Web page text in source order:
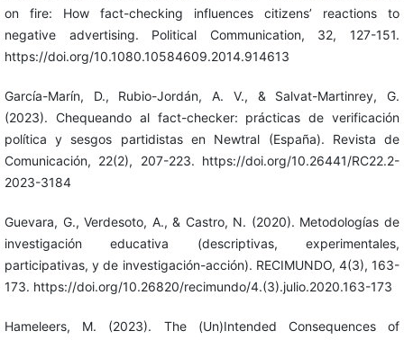
on fire: How fact-checking influences citizens’ reactions to
negative advertising. Political Communication, 32, 127-151.
https://doi.org/10.1080.10584609.2014.914613
García-Marín, D., Rubio-Jordán, A. V., & Salvat-Martinrey, G.
(2023). Chequeando al fact-checker: prácticas de verificación
política y sesgos partidistas en Newtral (España). Revista de
Comunicación, 22(2), 207-223. https://doi.org/10.26441/RC22.2-
2023-3184
Guevara, G., Verdesoto, A., & Castro, N. (2020). Metodologías de
investigación educativa (descriptivas, experimentales,
participativas, y de investigación-acción). RECIMUNDO, 4(3), 163-
173. https://doi.org/10.26820/recimundo/4.(3).julio.2020.163-173
Hameleers, M. (2023). The (Un)Intended Consequences of